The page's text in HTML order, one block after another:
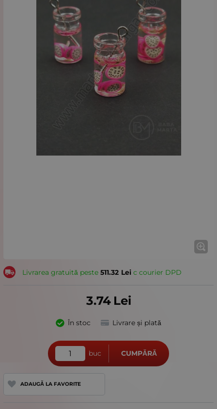
Livrarea gratuită peste 511.32 Leiс courier DPD
3.74 Lei
În stoc Livrare și plată
buc CUMPĂRĂ
ADAUGĂ LA FAVORITE